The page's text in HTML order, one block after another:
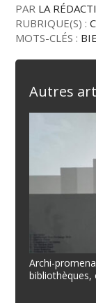
PAR LA
RUBRIQUE(S) :
MOTS-CLÉS :
Autres
Archi-